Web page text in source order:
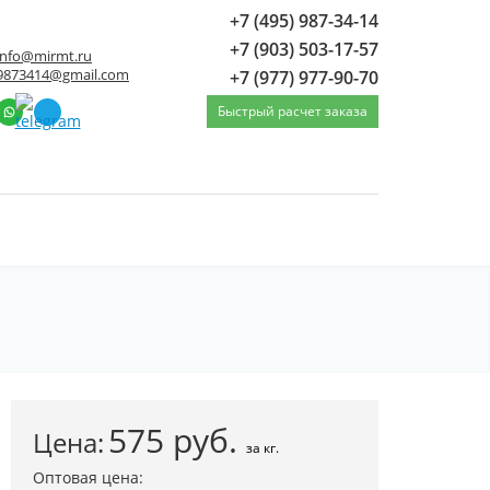
+7 (495) 987-34-14
+7 (903) 503-17-57
+7 (977) 977-90-70
Быстрый расчет заказа
Цена: 575 руб. за кг.
Оптовая цена: